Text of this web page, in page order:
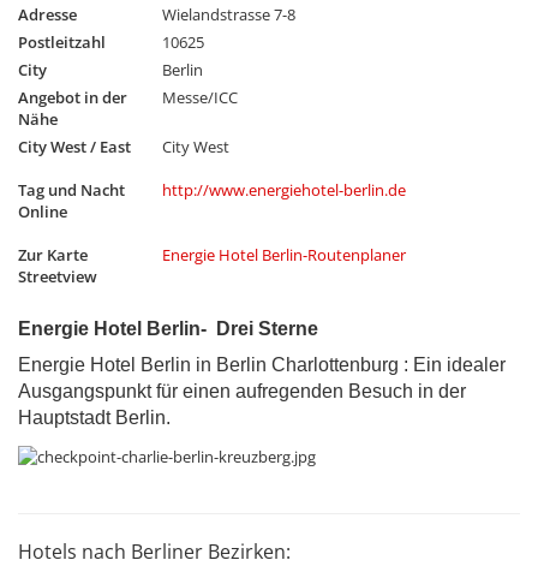
Adresse
Wielandstrasse 7-8
Postleitzahl
10625
City
Berlin
Angebot in der
Nähe
Messe/ICC
City West / East
City West
Tag und Nacht
Online
http://www.energiehotel-berlin.de
Zur Karte
Streetview
Energie Hotel Berlin-Routenplaner
Energie Hotel Berlin- Drei Sterne
Energie Hotel Berlin in Berlin Charlottenburg : Ein idealer
Ausgangspunkt für einen aufregenden Besuch in der
Hauptstadt Berlin.
Hotels nach Berliner Bezirken: